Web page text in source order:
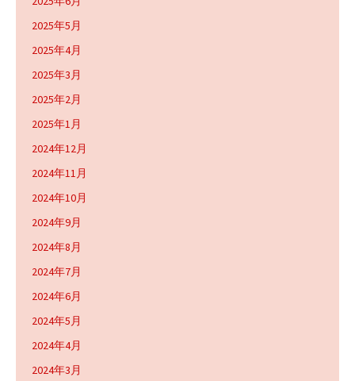
2025年5月
2025年4月
2025年3月
2025年2月
2025年1月
2024年12月
2024年11月
2024年10月
2024年9月
2024年8月
2024年7月
2024年6月
2024年5月
2024年4月
2024年3月